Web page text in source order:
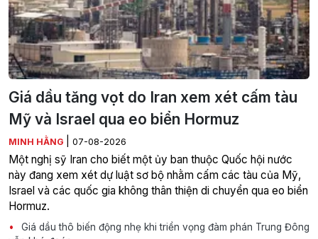
Giá dầu tăng vọt do Iran xem xét cấm tàu
Mỹ và Israel qua eo biển Hormuz
MINH HẰNG 07-08-2026
Một nghị sỹ Iran cho biết một ủy ban thuộc Quốc hội nước
này đang xem xét dự luật sơ bộ nhằm cấm các tàu của Mỹ,
Israel và các quốc gia không thân thiện di chuyển qua eo biển
Hormuz.
Giá dầu thô biến động nhẹ khi triển vọng đàm phán Trung Đông